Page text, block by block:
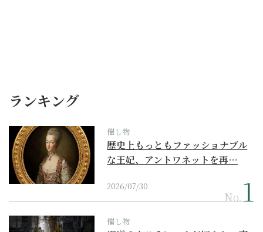
ランキング
催し物
歴史上もっともファッショナブル
な王妃、アントワネットを再…
2026/07/30
No.
催し物